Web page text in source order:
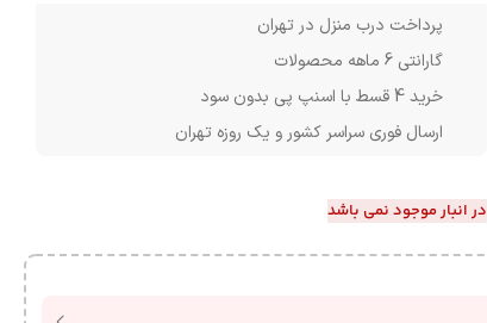
پرداخت درب منزل در تهران
گارانتی 6 ماهه محصولات
خرید 4 قسط با اسنپ پی بدون سود
ارسال فوری سراسر کشور و یک روزه تهران
در انبار موجود نمی باشد